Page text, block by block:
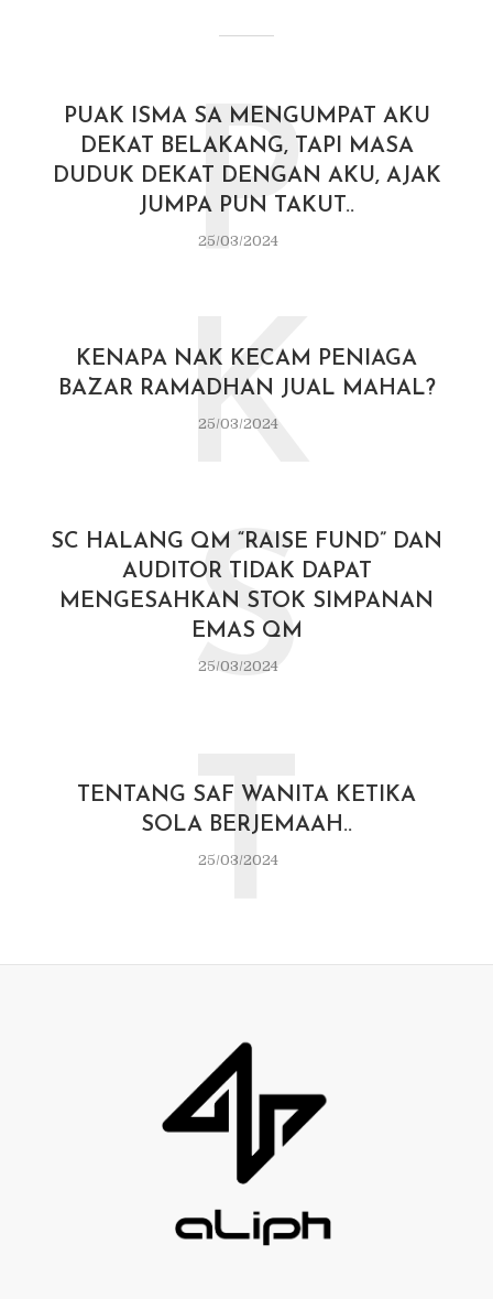
PUAK ISMA SA MENGUMPAT AKU
DEKAT BELAKANG, TAPI MASA
DUDUK DEKAT DENGAN AKU, AJAK
JUMPA PUN TAKUT..
25/03/2024
P
KENAPA NAK KECAM PENIAGA
BAZAR RAMADHAN JUAL MAHAL?
25/03/2024
K
SC HALANG QM “RAISE FUND” DAN
AUDITOR TIDAK DAPAT
MENGESAHKAN STOK SIMPANAN
EMAS QM
25/03/2024
S
TENTANG SAF WANITA KETIKA
SOLA BERJEMAAH..
25/03/2024
T